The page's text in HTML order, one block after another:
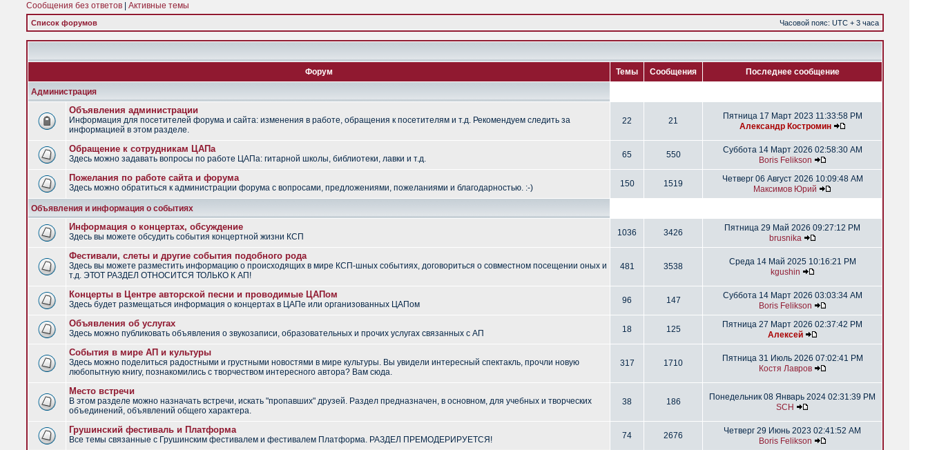
Сообщения без ответов Активные темы
Список форумов Часовой пояс: UTC + 3 часа
Форум Темы Сообщения Последнее сообщение
Администрация
Объявления администрации
Информация для посетителей форума и сайта: изменения в работе, обращения к посетителям и т.д. Рекомендуем следить за
информацией в этом разделе.
22 21
Пятница 17 Март 2023 11:33:58 PM
Александр Костромин
Обращение к сотрудникам ЦАПа
Здесь можно задавать вопросы по работе ЦАПа: гитарной школы, библиотеки, лавки и т.д. 65 550
Суббота 14 Март 2026 02:58:30 AM
Boris Felikson
Пожелания по работе сайта и форума
Здесь можно обратиться к администрации форума с вопросами, предложениями, пожеланиями и благодарностью. :-) 150 1519
Четверг 06 Август 2026 10:09:48 AM
Максимов Юрий
Объявления и информация о событиях
Информация о концертах, обсуждение
Здесь вы можете обсудить события концертной жизни КСП 1036 3426
Пятница 29 Май 2026 09:27:12 PM
brusnika
Фестивали, слеты и другие события подобного рода
Здесь вы можете разместить информацию о происходящих в мире КСП-шных событиях, договориться о совместном посещении оных и
т.д. ЭТОТ РАЗДЕЛ ОТНОСИТСЯ ТОЛЬКО К АП!
481 3538
Среда 14 Май 2025 10:16:21 PM
kgushin
Концерты в Центре авторской песни и проводимые ЦАПом
Здесь будет размещаться информация о концертах в ЦАПе или организованных ЦАПом 96 147
Суббота 14 Март 2026 03:03:34 AM
Boris Felikson
Объявления об услугах
Здесь можно публиковать объявления о звукозаписи, образовательных и прочих услугах связанных с АП 18 125
Пятница 27 Март 2026 02:37:42 PM
Алексей
События в мире АП и культуры
Здесь можно поделиться радостными и грустными новостями в мире культуры. Вы увидели интересный спектакль, прочли новую
любопытную книгу, познакомились с творчеством интересного автора? Вам сюда.
317 1710
Пятница 31 Июль 2026 07:02:41 PM
Костя Лавров
Место встречи
В этом разделе можно назначать встречи, искать "пропавших" друзей. Раздел предназначен, в основном, для учебных и творческих
объединений, объявлений общего характера.
38 186
Понедельник 08 Январь 2024 02:31:39 PM
SCH
Грушинский фестиваль и Платформа
Все темы связанные с Грушинским фестивалем и фестивалем Платформа. РАЗДЕЛ ПРЕМОДЕРИРУЕТСЯ! 74 2676
Четверг 29 Июнь 2023 02:41:52 AM
Boris Felikson